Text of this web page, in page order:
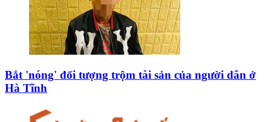
Bắt 'nóng' đối tượng trộm tài sản của người dân ở
Hà Tĩnh